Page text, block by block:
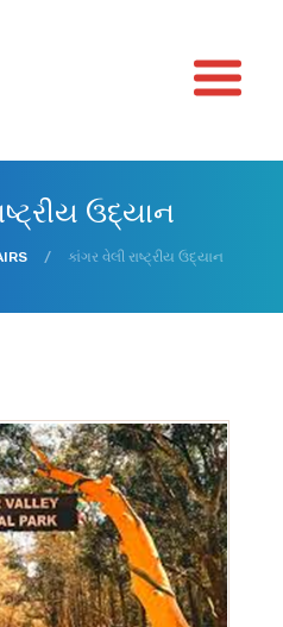
ઉદ્યાન
/ કાંગર વેલી રાષ્ટ્રીય ઉદ્યાન